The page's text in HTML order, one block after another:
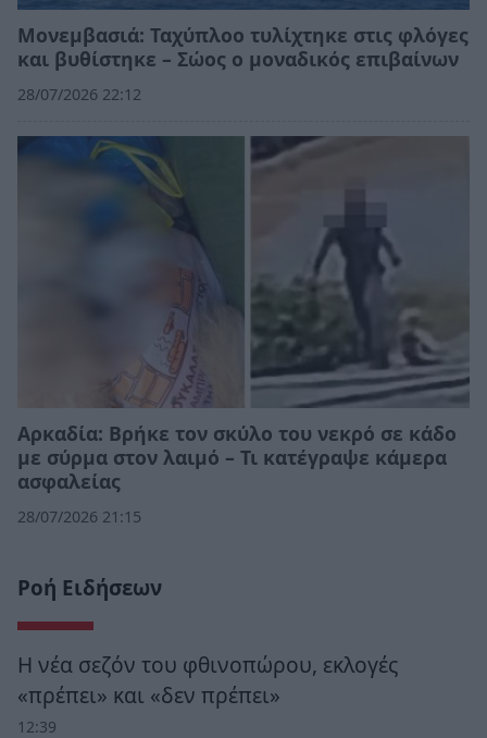
Μονεμβασιά: Ταχύπλοο τυλίχτηκε στις φλόγες
και βυθίστηκε – Σώος ο μοναδικός επιβαίνων
28/07/2026 22:12
Αρκαδία: Βρήκε τον σκύλο του νεκρό σε κάδο
με σύρμα στον λαιμό – Τι κατέγραψε κάμερα
ασφαλείας
28/07/2026 21:15
Ροή Ειδήσεων
Η νέα σεζόν του φθινοπώρου, εκλογές
«πρέπει» και «δεν πρέπει»
12:39